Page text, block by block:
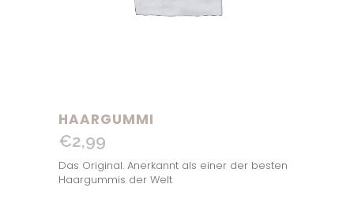
HAARGUMMI
€2,99
Das Original. Anerkannt als einer der besten
Haargummis der Welt